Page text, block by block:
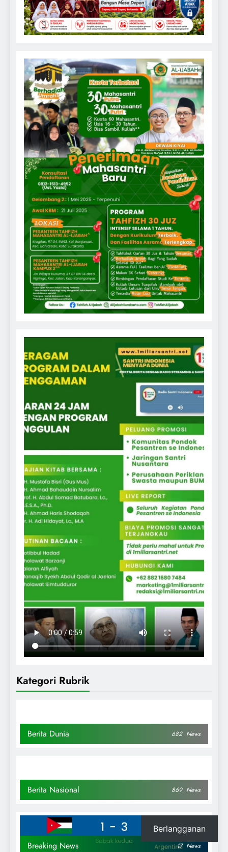
Kategori Rubrik
Berita Dunia 682 News
Berita Nasional 869 News
Breaking News 17 News
Berlangganan